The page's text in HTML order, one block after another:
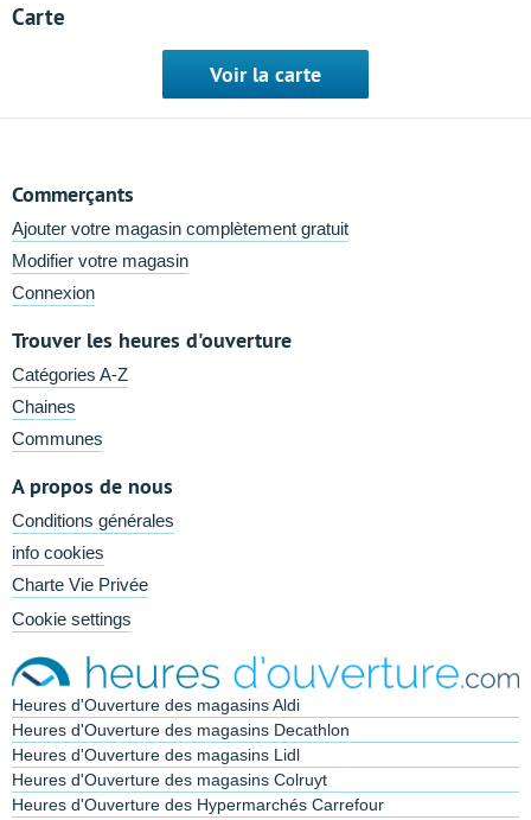
Carte
Voir la carte
Commerçants
Ajouter votre magasin complètement gratuit
Modifier votre magasin
Connexion
Trouver les heures d'ouverture
Catégories A-Z
Chaines
Communes
A propos de nous
Conditions générales
info cookies
Charte Vie Privée
Cookie settings
Heures d'Ouverture des magasins Aldi
Heures d'Ouverture des magasins Decathlon
Heures d'Ouverture des magasins Lidl
Heures d'Ouverture des magasins Colruyt
Heures d'Ouverture des Hypermarchés Carrefour